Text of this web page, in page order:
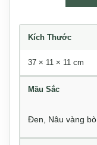
Kích Thước
37 × 11 × 11 cm
Mầu Sắc
Đen Nâu vàng bò